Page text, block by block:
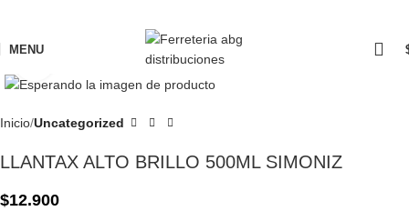
MENU
Inicio Uncategorized
LLANTAX ALTO BRILLO 500ML SIMONIZ
$12.900